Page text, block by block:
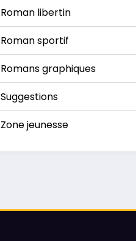
Roman libertin
Roman sportif
Romans graphiques
Suggestions
Zone jeunesse